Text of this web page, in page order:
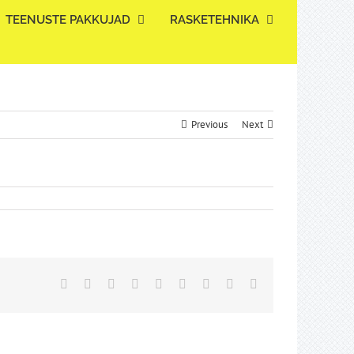
TEENUSTE PAKKUJAD RASKETEHNIKA
Previous Next
Facebook
TwitterReddit LinkedInWhatsApp
TumblrPinterest